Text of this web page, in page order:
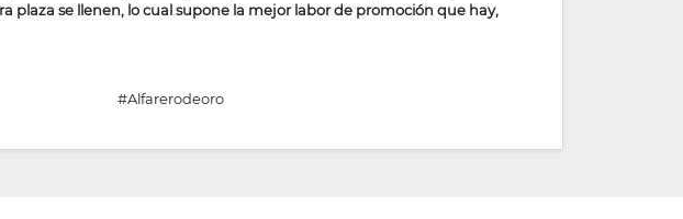
plaza se llenen, lo cual supone la mejor labor de promoción que hay,
#Alfarerodeoro